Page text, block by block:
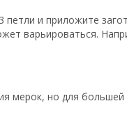
и приложите
варьироваться.
мерок, но для